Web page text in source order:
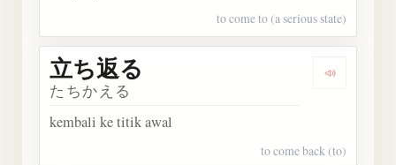
to come to (a serious state)
立ち返る
たちかえる
kembali ke titik awal
to come back (to)